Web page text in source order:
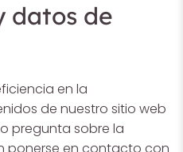
datos de
en la
de nuestro sitio web
pregunta sobre la